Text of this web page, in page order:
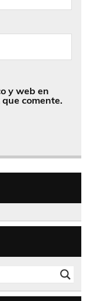
y web en
comente.